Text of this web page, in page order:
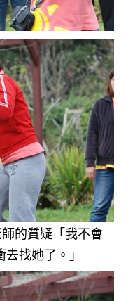
師的質疑「我不會
找她了。」